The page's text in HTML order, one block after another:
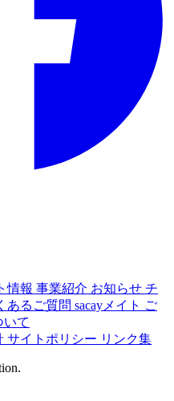
情報 事業紹介 お知らせ チ
あるご質問 sacayメイト ご
いて
サイトポリシー リンク集